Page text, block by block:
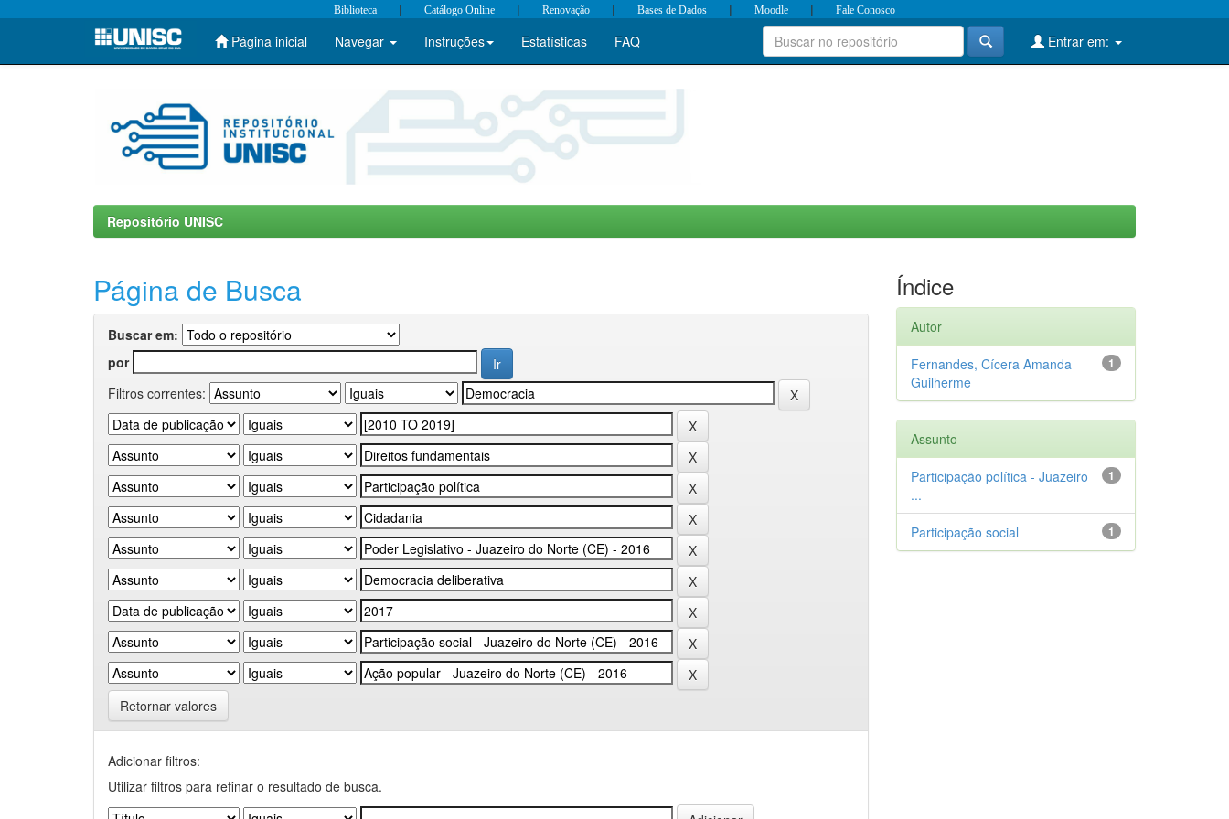
Skip
Biblioteca | Catálogo Online | Renovação | Bases de Dados | Moodle | Fale Conosco
Página inicial Navegar Instruções Estatísticas FAQ Entrar em:
Repositório UNISC
Página de Busca
Buscar em:
por
Filtros correntes:
Retornar valores
Adicionar filtros:
Utilizar filtros para refinar o resultado de busca.
Índice
Autor
1
Fernandes, Cícera Amanda
Guilherme
Assunto
1
Participação política - Juazeiro
...
1
Participação social